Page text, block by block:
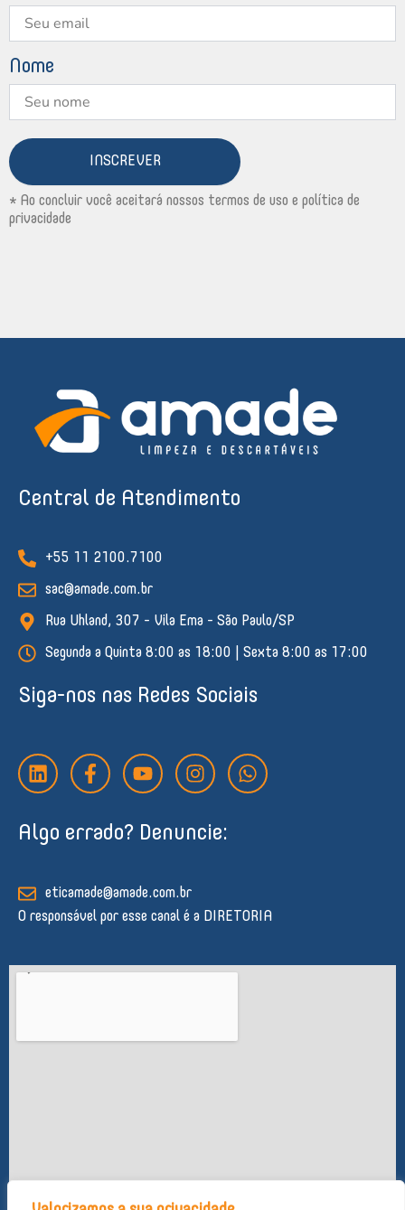
Nome
INSCREVER
* Ao concluir você aceitará nossos termos de uso e política de
privacidade
Central de Atendimento
+55 11 2100.7100
sac@amade.com.br
Rua Uhland, 307 - Vila Ema - São Paulo/SP
Segunda a Quinta 8:00 as 18:00 | Sexta 8:00 as 17:00
Siga-nos nas Redes Sociais
L
i
n
e
n
F
a
c
b
k
-
Y
o
u
u
I
n
s
a
m
W
h
a
Algo errado? Denuncie:
eticamade@amade.com.br
O responsável por esse canal é a DIRETORIA